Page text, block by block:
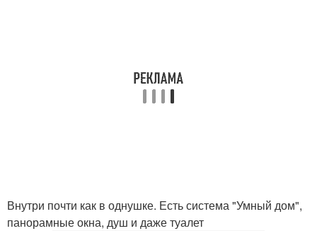
Внутри почти как в однушке. Есть система "Умный дом",
панорамные окна, душ и даже туалет